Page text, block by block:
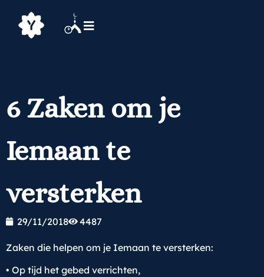
6 Zaken om je
Iemaan te
versterken
29/11/2018 4487
Zaken die helpen om je Iemaan te versterken:
• Op tijd het gebed verrichten,